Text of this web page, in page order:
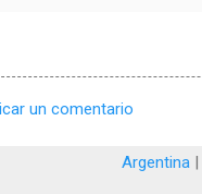
un comentario
Argentina |